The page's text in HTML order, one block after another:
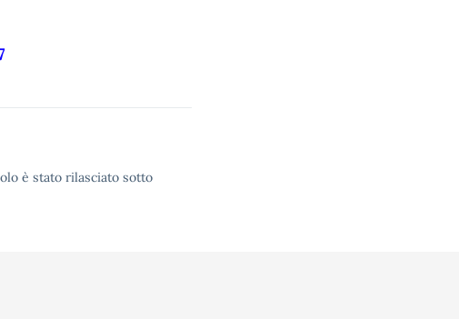
è stato rilasciato sotto